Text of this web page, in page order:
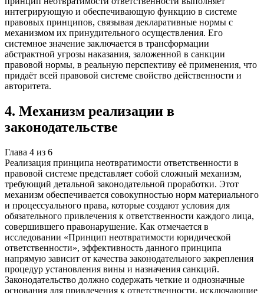
интегрирующую и обеспечивающую функцию в системе
правовых принципов, связывая декларативные нормы с
механизмом их принудительного осуществления. Его
системное значение заключается в трансформации
абстрактной угрозы наказания, заложенной в санкции
правовой нормы, в реальную перспективу её применения, что
придаёт всей правовой системе свойство действенности и
авторитета.
4. Механизм реализации в
законодательстве
Глава 4 из 6
Реализация принципа неотвратимости ответственности в
правовой системе представляет собой сложный механизм,
требующий детальной законодательной проработки. Этот
механизм обеспечивается совокупностью норм материального
и процессуального права, которые создают условия для
обязательного привлечения к ответственности каждого лица,
совершившего правонарушение. Как отмечается в
исследовании «Принцип неотвратимости юридической
ответственности», эффективность данного принципа
напрямую зависит от качества законодательного закрепления
процедур установления вины и назначения санкций.
Законодательство должно содержать четкие и однозначные
основания для привлечения к ответственности, исключающие